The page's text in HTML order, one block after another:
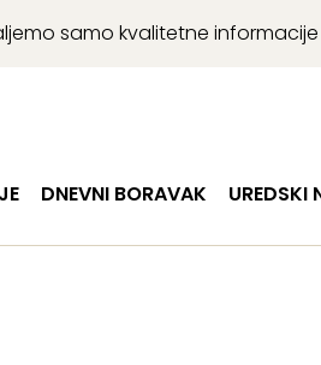
samo kvalitetne
DNEVNI BORAVAK UREDSKI